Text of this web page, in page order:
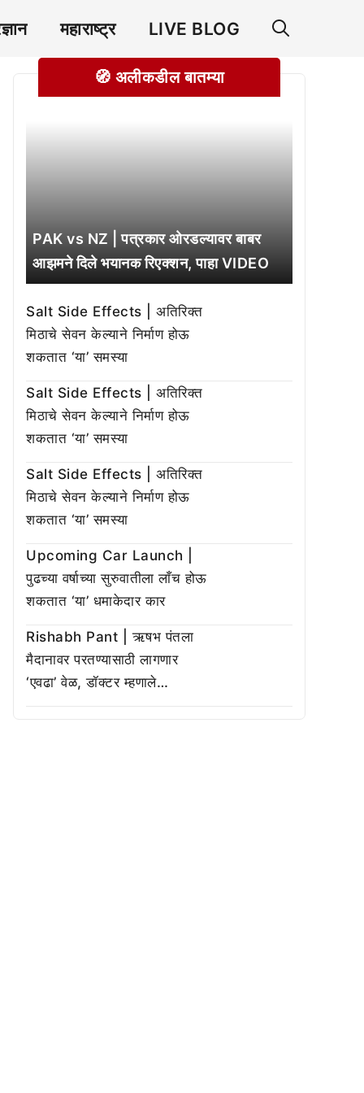
महाराष्ट्र LIVE BLOG
🧭 अलीकडील बातम्या
PAK vs NZ | पत्रकार ओरडल्यावर बाबर
आझमने दिले भयानक रिएक्शन, पाहा VIDEO
Salt Side Effects | अतिरिक्त
मिठाचे सेवन केल्याने निर्माण होऊ
शकतात ‘या’ समस्या
Salt Side Effects | अतिरिक्त
मिठाचे सेवन केल्याने निर्माण होऊ
शकतात ‘या’ समस्या
Salt Side Effects | अतिरिक्त
मिठाचे सेवन केल्याने निर्माण होऊ
शकतात ‘या’ समस्या
Upcoming Car Launch |
पुढच्या वर्षाच्या सुरुवातीला लाँच होऊ
शकतात ‘या’ धमाकेदार कार
Rishabh Pant | ऋषभ पंतला
मैदानावर परतण्यासाठी लागणार
‘एवढा’ वेळ, डॉक्टर म्हणाले…